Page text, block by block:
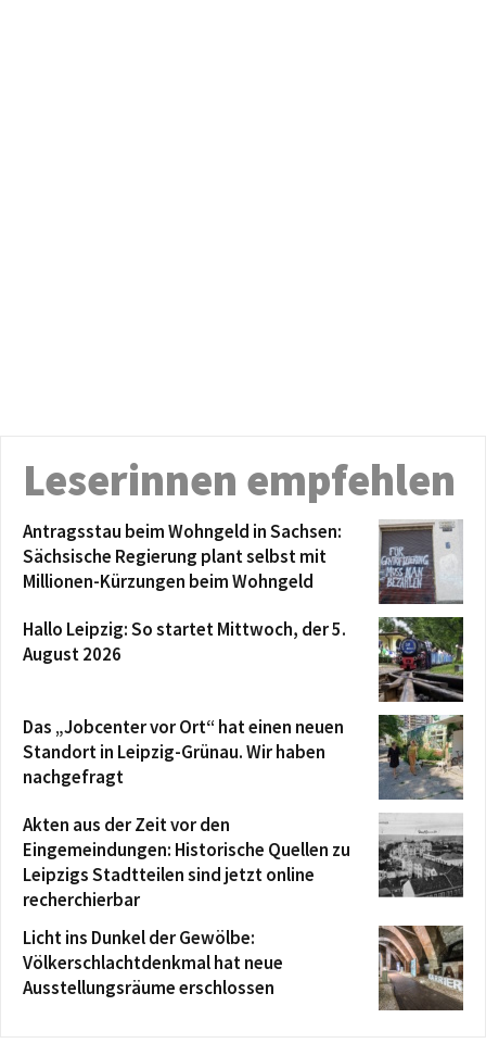
Leserinnen empfehlen
Antragsstau beim Wohngeld in Sachsen:
Sächsische Regierung plant selbst mit
Millionen-Kürzungen beim Wohngeld
Hallo Leipzig: So startet Mittwoch, der 5.
August 2026
Das „Jobcenter vor Ort“ hat einen neuen
Standort in Leipzig-Grünau. Wir haben
nachgefragt
Akten aus der Zeit vor den
Eingemeindungen: Historische Quellen zu
Leipzigs Stadtteilen sind jetzt online
recherchierbar
Licht ins Dunkel der Gewölbe:
Völkerschlachtdenkmal hat neue
Ausstellungsräume erschlossen